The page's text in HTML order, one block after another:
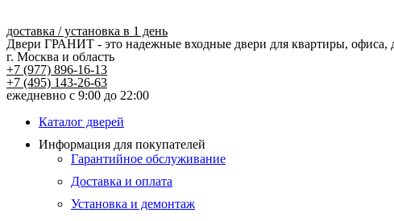
доставка / установка в 1 день
Двери ГРАНИТ - это надежные входные двери для квартиры, офиса,
г. Москва и область
+7 (977) 896-16-13
+7 (495) 143-26-63
ежедневно с 9:00 до 22:00
Каталог дверей
Информация для покупателей
Гарантийное обслуживание
Доставка и оплата
Установка и демонтаж